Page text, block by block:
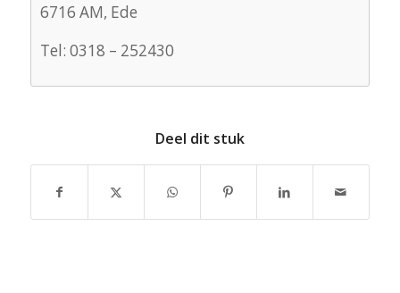
6716 AM, Ede
Tel: 0318 – 252430
Deel dit stuk